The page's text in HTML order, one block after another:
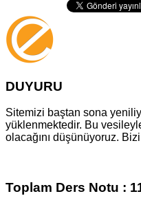
DUYURU
Sitemizi baştan sona
yüklenmektedir. Bu
olacağını düşünüyoruz.
Toplam Ders Notu :